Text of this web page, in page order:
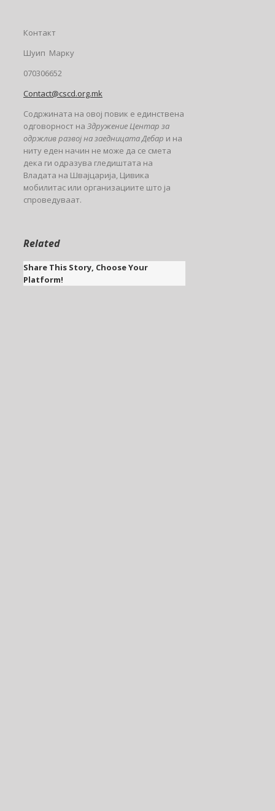
Контакт
Шуип Марку
070306652
Contact@cscd.org.mk
Содржината на овој повик е единствена
одговорност на Здружение Центар за
одржлив развој на заедницата Дебар и на
ниту еден начин не може да се смета
дека ги одразува гледиштата на
Владата на Швајцарија, Цивика
мобилитас или организациите што ја
спроведуваат.
Related
Share This Story, Choose Your
Platform!